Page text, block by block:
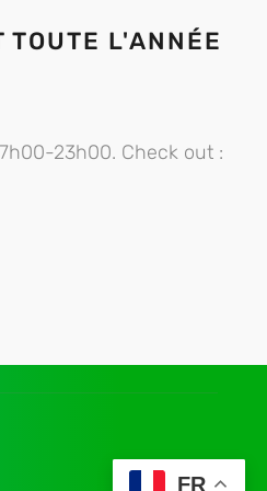
TOUTE L'ANNÉE
23h00. Check out :
FR